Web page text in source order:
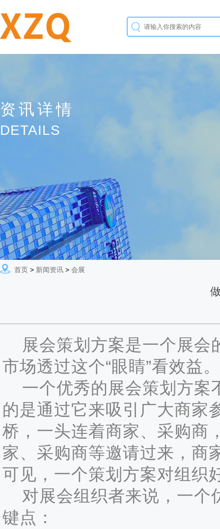
资讯详情
DETAILS
首页 > 新闻资讯 > 会展
展会策划方案是一个展会
市场透过这个“眼睛”看效益。
一个优秀的展会策划方案
的是通过它来吸引广大商家
桥，一头连着商家、采购商
家、采购商等邀请过来，商
可见，一个策划方案对组织
对展会组织者来说，一个
键点：